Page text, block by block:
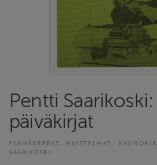
Pentti
päiväkirjat
ELÄMÄKERRAT, MUISTELMAT
SAARIKOSKI